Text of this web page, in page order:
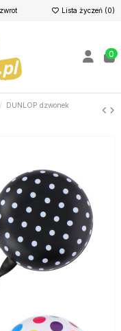
Lista życzeń (0)
0
DUNLOP dzwonek